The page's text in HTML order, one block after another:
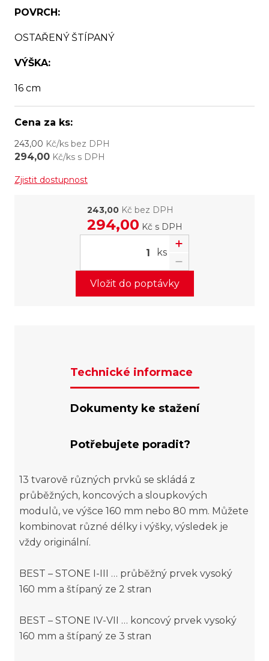
POVRCH:
OSTAŘENÝ ŠTÍPANÝ
VÝŠKA:
16 cm
Cena za ks:
243,00 Kč/ks bez DPH
294,00 Kč/ks s DPH
Zjistit dostupnost
243,00Kč bez DPH
294,00 Kč s DPH
ks
Vložit do poptávky
Technické informace
Dokumenty ke stažení
Potřebujete poradit?
13 tvarově různých prvků se skládá z
průběžných, koncových a sloupkových
modulů, ve výšce 160 mm nebo 80 mm. Můžete
kombinovat různé délky i výšky, výsledek je
vždy originální.
BEST – STONE I-III … průběžný prvek vysoký
160 mm a štípaný ze 2 stran
BEST – STONE IV-VII … koncový prvek vysoký
160 mm a štípaný ze 3 stran